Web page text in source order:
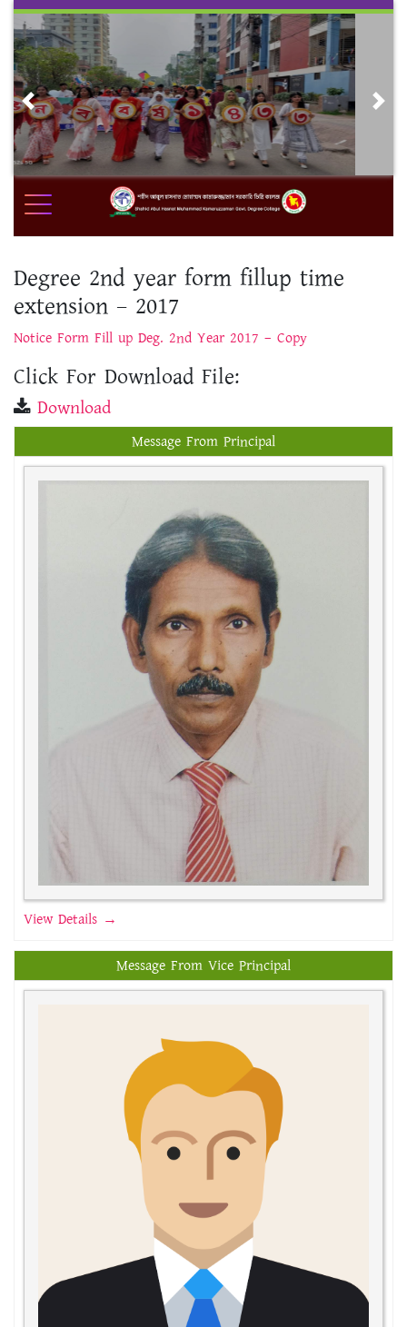
Skip
content
Previous
Degree 2nd year form fillup time
extension – 2017
Notice Form Fill up Deg. 2nd Year 2017 – Copy
Click For Download File:
Download
Message From Principal
View Details →
Message From Vice Principal